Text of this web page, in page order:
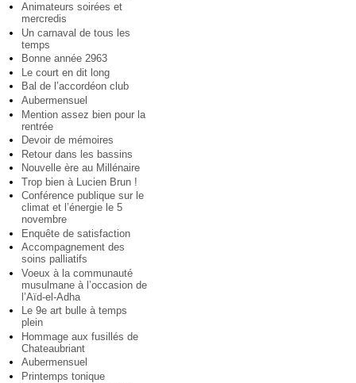
Animateurs soirées et
mercredis
Un carnaval de tous les
temps
Bonne année 2963
Le court en dit long
Bal de l’accordéon club
Aubermensuel
Mention assez bien pour la
rentrée
Devoir de mémoires
Retour dans les bassins
Nouvelle ère au Millénaire
Trop bien à Lucien Brun !
Conférence publique sur le
climat et l’énergie le 5
novembre
Enquête de satisfaction
Accompagnement des
soins palliatifs
Voeux à la communauté
musulmane à l’occasion de
l’Aïd-el-Adha
Le 9e art bulle à temps
plein
Hommage aux fusillés de
Chateaubriant
Aubermensuel
Printemps tonique